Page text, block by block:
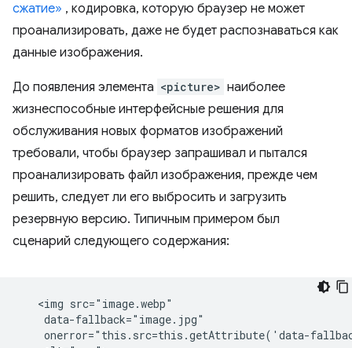
сжатие» , кодировка, которую браузер не может
проанализировать, даже не будет распознаваться как
данные изображения.
До появления элемента <picture> наиболее
жизнеспособные интерфейсные решения для
обслуживания новых форматов изображений
требовали, чтобы браузер запрашивал и пытался
проанализировать файл изображения, прежде чем
решить, следует ли его выбросить и загрузить
резервную версию. Типичным примером был
сценарий следующего содержания:
   <img src="image.webp"
    data-fallback="image.jpg"
onerror="this.src=this.getAttribute('data-